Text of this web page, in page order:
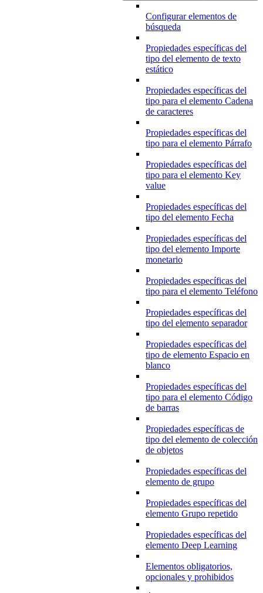
Configurar elementos de
búsqueda
Propiedades específicas del
tipo del elemento de texto
estático
Propiedades específicas del
tipo para el elemento Cadena
de caracteres
Propiedades específicas del
tipo para el elemento Párrafo
Propiedades específicas del
tipo para el elemento Key
value
Propiedades específicas del
tipo del elemento Fecha
Propiedades específicas del
tipo del elemento Importe
monetario
Propiedades específicas del
tipo para el elemento Teléfono
Propiedades específicas del
tipo del elemento separador
Propiedades específicas del
tipo de elemento Espacio en
blanco
Propiedades específicas del
tipo para el elemento Código
de barras
Propiedades específicas de
tipo del elemento de colección
de objetos
Propiedades específicas del
elemento de grupo
Propiedades específicas del
elemento Grupo repetido
Propiedades específicas del
elemento Deep Learning
Elementos obligatorios,
opcionales y prohibidos